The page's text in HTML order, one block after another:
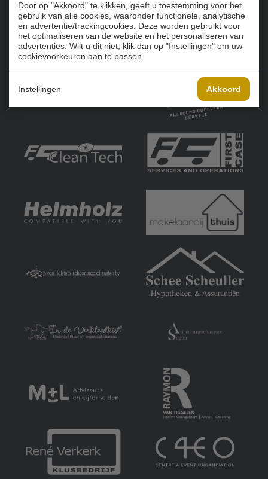
Door op "Akkoord" te klikken, geeft u toestemming voor het
gebruik van alle cookies, waaronder functionele, analytische
en advertentie/trackingcookies. Deze worden gebruikt voor
het optimaliseren van de website en het personaliseren van
advertenties. Wilt u dit niet, klik dan op "Instellingen" om uw
cookievoorkeuren aan te passen.
Instellingen Akkoord